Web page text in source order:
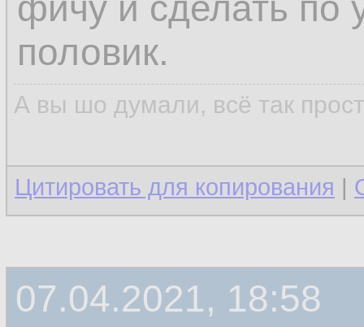
половик.
А вы шо думали, всё так
Цитировать для копирования |
07.04.2021, 18:58